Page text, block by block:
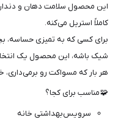
این محصول سلامت دهان و
کاملاً استریل می‌کنه.
برای کسی که به تمیزی حساسه،
شیک باشه، این محصول یک
هر بار که مسواکت رو برمی‌داری،
🧩 مناسب برای کجا؟
سرویس‌بهداشتی خانه